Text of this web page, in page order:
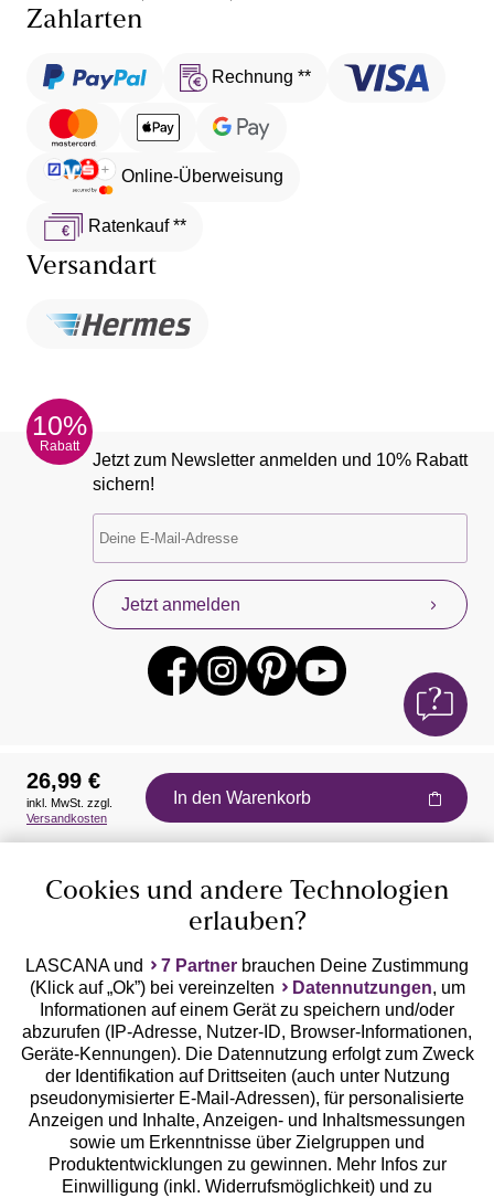
Zahlarten
Rechnung **
Online-Überweisung
Ratenkauf **
Versandart
10%
Rabatt
Jetzt zum Newsletter anmelden und 10% Rabatt
sichern!
Jetzt anmelden
Auszeichnungen
Geprüfte Sicherheit
Unsere Apps
26,99 €
inkl. MwSt. zzgl.
Versandkosten
In den Warenkorb
Cookies und andere Technologien
erlauben?
LASCANA und 7 Partner brauchen Deine Zustimmung
(Klick auf „Ok”) bei vereinzelten
Datennutzungen, um
Informationen auf einem Gerät zu speichern und/oder
abzurufen (IP-Adresse, Nutzer-ID, Browser-Informationen,
Geräte-Kennungen). Die Datennutzung erfolgt zum Zweck
der Identifikation auf Drittseiten (auch unter Nutzung
pseudonymisierter E-Mail-Adressen), für personalisierte
Anzeigen und Inhalte, Anzeigen- und Inhaltsmessungen
sowie um Erkenntnisse über Zielgruppen und
Produktentwicklungen zu gewinnen. Mehr Infos zur
Einwilligung (inkl. Widerrufsmöglichkeit) und zu